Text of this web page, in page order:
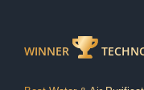
WINNER